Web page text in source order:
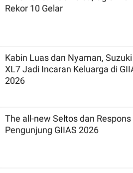
Rekor 10 Gelar
Kabin Luas dan Nyaman,
XL7 Jadi Incaran Keluarga di
2026
The all-new Seltos dan
Pengunjung GIIAS 2026